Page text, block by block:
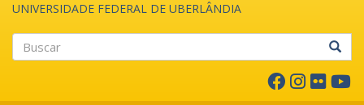
UNIVERSIDADE FEDERAL DE UBERLÂNDIA